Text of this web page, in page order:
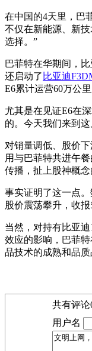
在中国的4天里，巴
不仅在新能源、新
选择。”
巴菲特在华期间，
还启动了 比亚迪
E6累计运营60万公
尤其是在见证E6在
的。今天我们来到
对销量调低、股价
用与巴菲特共进午
传播，扯上股神概
事实证明了这一点
股价震荡攀升，收报
当然，对持有比亚
效应的影响，巴菲
品技术的成熟和品
共有评论
用户名